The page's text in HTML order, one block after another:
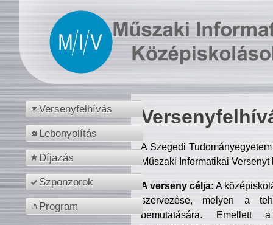
Versenyfelhívás
Lebonyolítás
Díjazás
Szponzorok
Program
A Szegedi
Műszaki Informatikai
A verseny célja: A
szervezése, melyen a
bemutatására. Emellett